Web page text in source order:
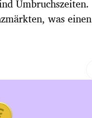
Umbruchszeiten.
was einen